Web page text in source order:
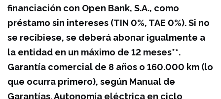
financiación con Open Bank, S.A., como
préstamo sin intereses (TIN 0%, TAE 0%). Si no
se recibiese, se deberá abonar igualmente a
la entidad en un máximo de 12 meses**.
Garantía comercial de 8 años o 160.000 km (lo
que ocurra primero), según Manual de
Garantías. Autonomía eléctrica en ciclo